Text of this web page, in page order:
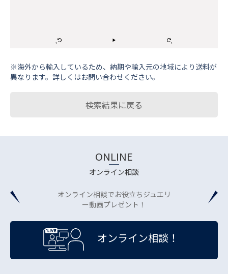
※海外から輸⼊しているため、納期や輸⼊元の地域により送料が
異なります。詳しくはお問い合わせください。
検索結果に戻る
ONLINE
オンライン相談
オンライン相談でお役立ちジュエリ
ー動画プレゼント！
オンライン相談！